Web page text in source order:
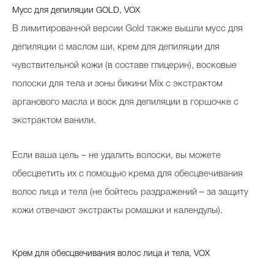
Мусс для депиляции GOLD, VOX
В лимитированной версии Gold также вышли мусс для
депиляции с маслом ши, крем для депиляции для
чувствительной кожи (в составе глицерин), восковые
полоски для тела и зоны бикини Mix с экстрактом
арганового масла и воск для депиляции в горшочке с
экстрактом ванили.
Если ваша цель – не удалить волоски, вы можете
обесцветить их с помощью крема для обесцвечивания
волос лица и тела (не бойтесь раздражений – за защиту
кожи отвечают экстракты ромашки и календулы).
Крем для обесцвечивания волос лица и тела, VOX